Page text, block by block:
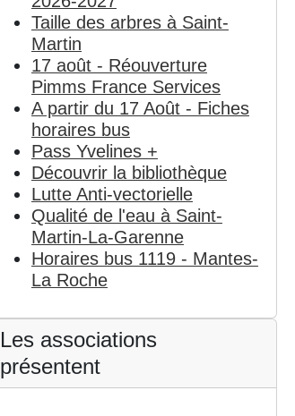
Taille des arbres à Saint-
Martin
17 août - Réouverture
Pimms France Services
A partir du 17 Août - Fiches
horaires bus
Pass Yvelines +
Découvrir la bibliothèque
Lutte Anti-vectorielle
Qualité de l'eau à Saint-
Martin-La-Garenne
Horaires bus 1119 - Mantes-
La Roche
Les associations
présentent